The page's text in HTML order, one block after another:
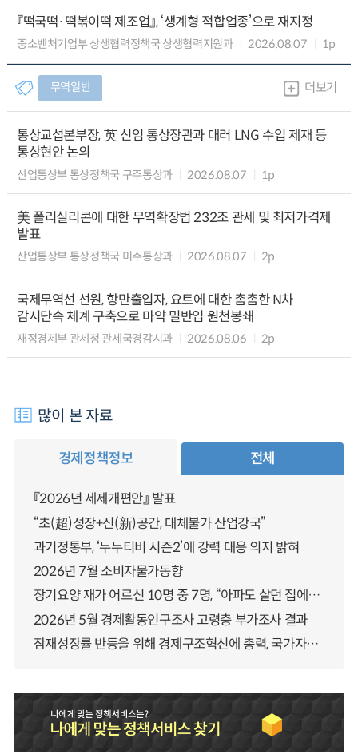
『떡국떡·떡볶이떡 제조업』, ‘생계형 적합업종’으로 재지정
중소벤처기업부 상생협력정책국 상생협력지원과 2026.08.07 1p
무역일반 더보기
통상교섭본부장, 英 신임 통상장관과 대러 LNG 수입 제재 등
통상현안 논의
산업통상부 통상정책국 구주통상과 2026.08.07 1p
美 폴리실리콘에 대한 무역확장법 232조 관세 및 최저가격제
발표
산업통상부 통상정책국 미주통상과 2026.08.07 2p
국제무역선 선원, 항만출입자, 요트에 대한 촘촘한 N차
감시단속 체계 구축으로 마약 밀반입 원천봉쇄
재정경제부 관세청 관세국경감시과 2026.08.06 2p
많이 본 자료
경제정책정보 전체
『2026년 세제개편안』 발표
“초(超)성장+신(新)공간, 대체불가 산업강국”
과기정통부, ‘누누티비 시즌2’에 강력 대응 의지 밝혀
2026년 7월 소비자물가동향
장기요양 재가 어르신 10명 중 7명, “아파도 살던 집에서 살겠다” 「2025년 장기요양실태조사」 결과 발표
2026년 5월 경제활동인구조사 고령층 부가조사 결과
잠재성장률 반등을 위해 경제구조혁신에 총력, 국가자산 관리체계 대전환